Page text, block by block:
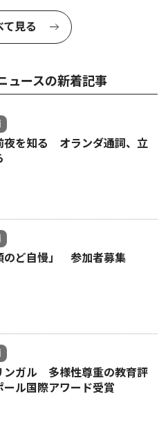
て見る
ュースの新着記事
夜を知る オランダ通詞、立
のど自慢」 参加者募集
ンガル 多様性尊重の教育評
ル国際アワード受賞